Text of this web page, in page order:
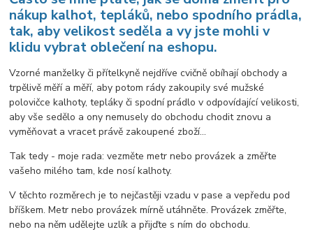
nákup kalhot, tepláků, nebo spodního prádla,
tak, aby velikost seděla a vy jste mohli v
klidu vybrat oblečení na eshopu.
Vzorné manželky či přítelkyně nejdříve cvičně obíhají obchody a
trpělivě měří a měří, aby potom rády zakoupily své mužské
polovičce kalhoty, tepláky či spodní prádlo v odpovídající velikosti,
aby vše sedělo a ony nemusely do obchodu chodit znovu a
vyměňovat a vracet právě zakoupené zboží...
Tak tedy - moje rada: vezměte metr nebo provázek a změřte
vašeho milého tam, kde nosí kalhoty.
V těchto rozměrech je to nejčastěji vzadu v pase a vepředu pod
bříškem. Metr nebo provázek mírně utáhněte. Provázek změřte,
nebo na něm udělejte uzlík a přijďte s ním do obchodu.